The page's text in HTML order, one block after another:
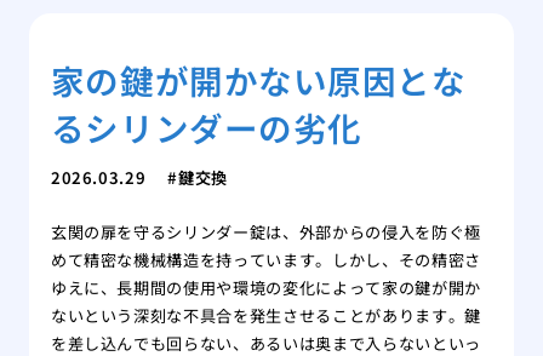
家の鍵が開かない原因とな
るシリンダーの劣化
2026.03.29 鍵交換
玄関の扉を守るシリンダー錠は、外部からの侵入を防ぐ極
めて精密な機械構造を持っています。しかし、その精密さ
ゆえに、長期間の使用や環境の変化によって家の鍵が開か
ないという深刻な不具合を発生させることがあります。鍵
を差し込んでも回らない、あるいは奥まで入らないといっ